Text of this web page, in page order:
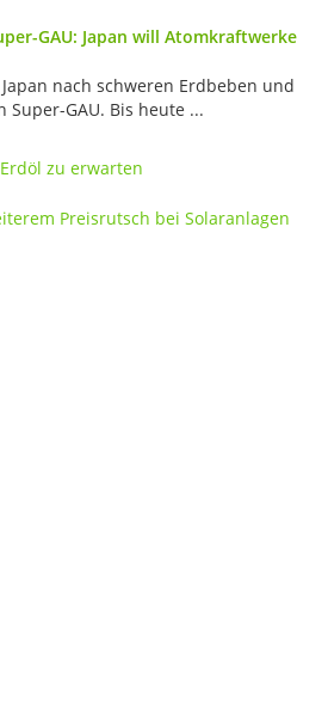
GAU: Japan will Atomkraftwerke
nach schweren Erdbeben und
GAU. Bis heute ...
zu erwarten
Preisrutsch bei Solaranlagen